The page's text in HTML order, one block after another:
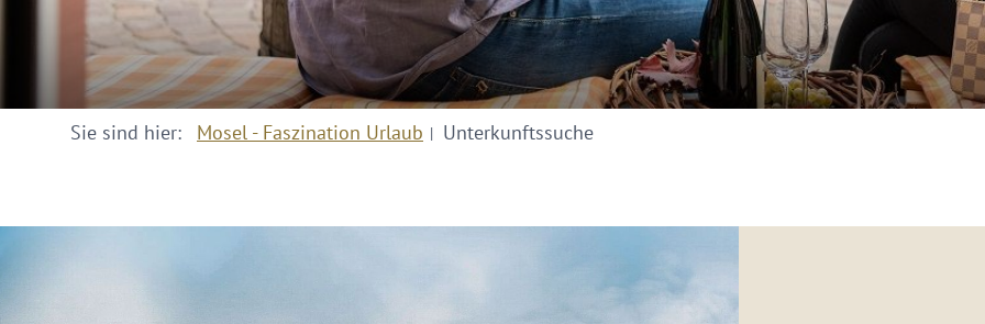
Sie sind hier: Mosel - Faszination Urlaub Unterkunftssuche